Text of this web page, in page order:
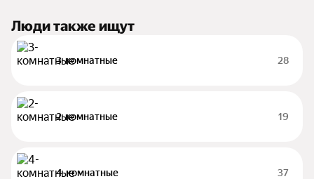
Люди также ищут
3-комнатные 28
2-комнатные 19
4-комнатные 37